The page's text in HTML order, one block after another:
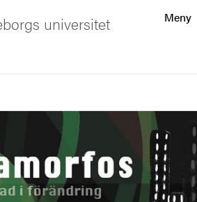
Meny
universitet